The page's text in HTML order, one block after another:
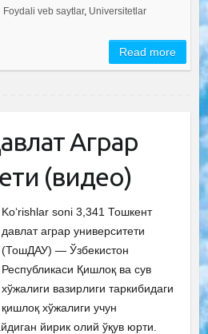
Foydali veb saytlar, Universitetlar
Read more
Аграр
(видео)
Ko‘rishlar soni 3,341 Тошкент
давлат аграр университети
(ТошДАУ) — Ўзбекистон
Республикаси Қишлоқ ва сув
хўжалиги вазирлиги таркибидаги
қишлоқ хўжалиги учун
йирик олий ўқув юрти.